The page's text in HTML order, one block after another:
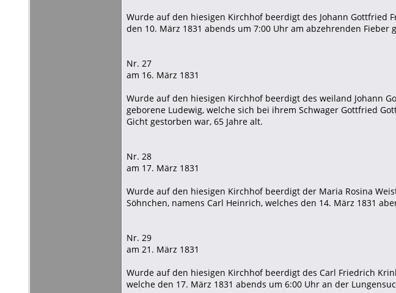
Wurde auf den hiesigen Kirchhof beerdigt des Johann Gottfried
den 10. März 1831 abends um 7:00 Uhr am abzehrenden Fieber
Nr. 27
am 16. März 1831
Wurde auf den hiesigen Kirchhof beerdigt des weiland Johann
geborene Ludewig, welche sich bei ihrem Schwager Gottfried
Gicht gestorben war, 65 Jahre alt.
Nr. 28
am 17. März 1831
Wurde auf den hiesigen Kirchhof beerdigt der Maria Rosina
Söhnchen, namens Carl Heinrich, welches den 14. März 1831
Nr. 29
am 21. März 1831
Wurde auf den hiesigen Kirchhof beerdigt des Carl Friedrich
welche den 17. März 1831 abends um 6:00 Uhr an der